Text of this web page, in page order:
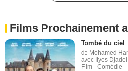
Films Prochainement
Tombé du ciel
de Mohamed
avec Ilyes
Film - Comédie